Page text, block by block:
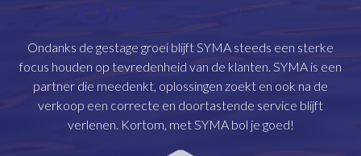
Ondanks de gestage groei blijft SYMA steeds een sterke
focus houden op tevredenheid van de klanten. SYMA is een
partner die meedenkt, oplossingen zoekt en ook na de
verkoop een correcte en doortastende service blijft
verlenen. Kortom, met SYMA bol je goed!